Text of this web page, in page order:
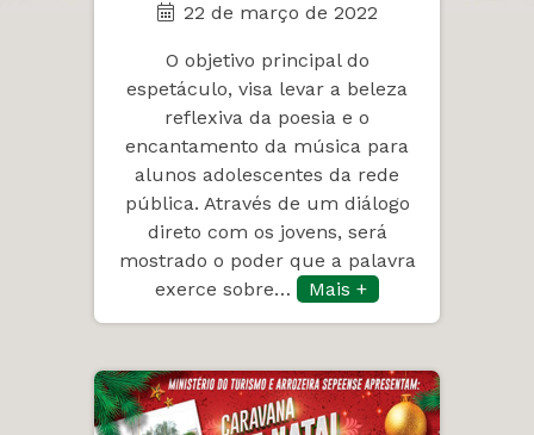
22 de março de 2022
O objetivo principal do
espetáculo, visa levar a beleza
reflexiva da poesia e o
encantamento da música para
alunos adolescentes da rede
pública. Através de um diálogo
direto com os jovens, será
mostrado o poder que a palavra
exerce sobre…
Mais +